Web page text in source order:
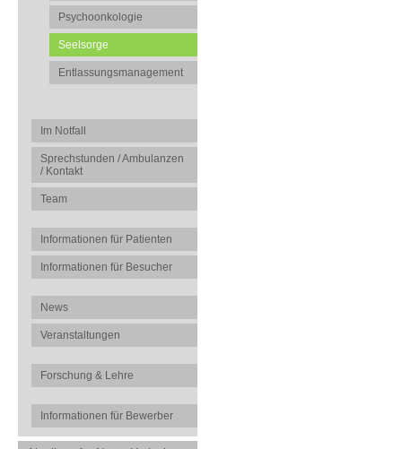
Psychoonkologie
Seelsorge
Entlassungsmanagement
Im Notfall
Sprechstunden / Ambulanzen
/ Kontakt
Team
Informationen für Patienten
Informationen für Besucher
News
Veranstaltungen
Forschung & Lehre
Informationen für Bewerber